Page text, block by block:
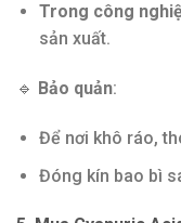
Trong công
sản xuất.
🔹 Bảo quản:
Để nơi khô ráo,
Đóng kín bao bì